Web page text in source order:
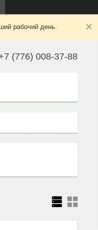
рабочий день.
(776) 008-37-88